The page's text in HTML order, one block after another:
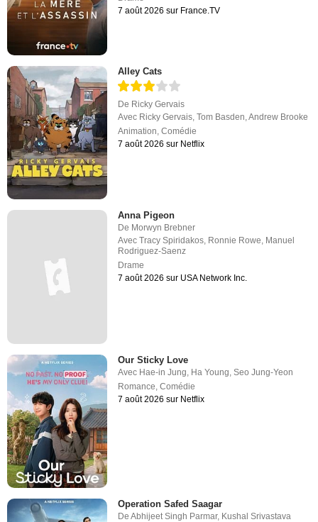
7 août 2026 sur France.TV
Alley Cats
De Ricky Gervais
Avec Ricky Gervais,Tom Basden,Andrew Brooke
Animation,Comédie
7 août 2026 sur Netflix
Anna Pigeon
De Morwyn Brebner
AvecTracy Spiridakos, Ronnie Rowe, Manuel
Rodriguez-Saenz
Drame
7 août 2026 sur USA Network Inc.
Our Sticky Love
Avec Hae-in Jung Ha Young ,Seo Jung-Yeon
Romance ,Comédie
7 août 2026 sur Netflix
Operation Safed Saagar
DeAbhijeet Singh Parmar, Kushal Srivastava